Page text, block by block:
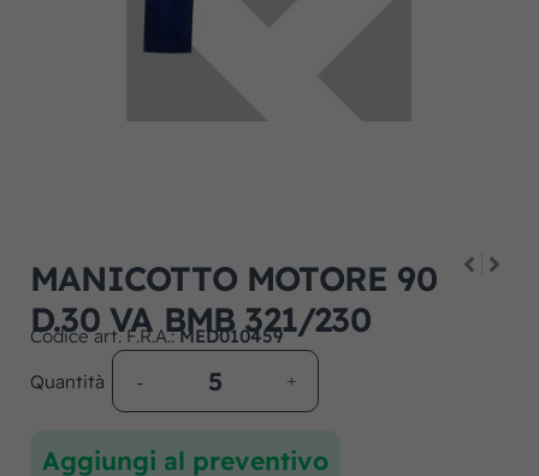
MANICOTTO MOTORE 90
D.30 VA BMB 321/230
Codice art. F.R.A.:MED010459
Quantità
Aggiungi al preventivo